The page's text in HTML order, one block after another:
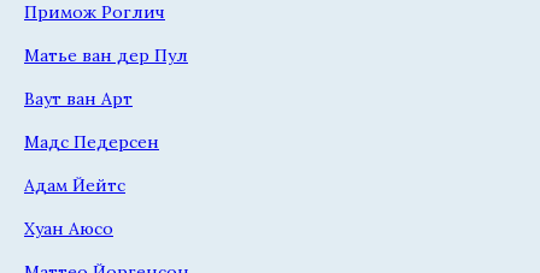
Примож Роглич
Матье ван дер Пул
Ваут ван Арт
Мадс Педерсен
Адам Йейтс
Хуан Аюсо